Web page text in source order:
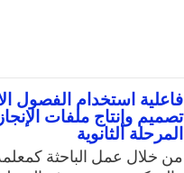
فاعلية استخدام الفصول
تصميم وإنتاج ملفات
المرحلة الثانوية
من خلال عمل الباحثة